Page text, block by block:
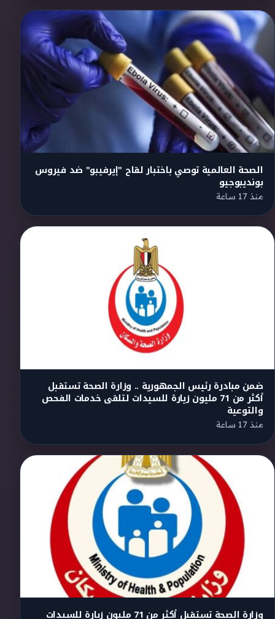
الصحة العالمية توصي باختبار لقاح "إيرفيبو" ضد فيروس
بونديبوجيو
منذ 17 ساعة
ضمن مبادرة رئيس الجمهورية .. وزارة الصحة تستقبل
أكثر من 71 مليون زيارة للسيدات لتلقى خدمات الفحص
والتوعية
منذ 17 ساعة
وزارة الصحة تستقبل أكثر من 71 مليون زيارة للسيدات